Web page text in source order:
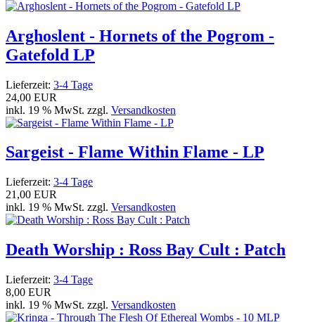
Arghoslent - Hornets of the Pogrom -
Gatefold LP
Lieferzeit: 3-4 Tage
24,00 EUR
inkl. 19 % MwSt. zzgl. Versandkosten
Sargeist - Flame Within Flame - LP
Lieferzeit: 3-4 Tage
21,00 EUR
inkl. 19 % MwSt. zzgl. Versandkosten
Death Worship : Ross Bay Cult : Patch
Lieferzeit: 3-4 Tage
8,00 EUR
inkl. 19 % MwSt. zzgl. Versandkosten